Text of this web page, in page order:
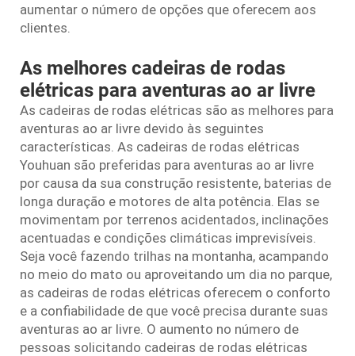
aumentar o número de opções que oferecem aos
clientes.
As melhores cadeiras de rodas
elétricas para aventuras ao ar livre
As cadeiras de rodas elétricas são as melhores para
aventuras ao ar livre devido às seguintes
características. As cadeiras de rodas elétricas
Youhuan são preferidas para aventuras ao ar livre
por causa da sua construção resistente, baterias de
longa duração e motores de alta potência. Elas se
movimentam por terrenos acidentados, inclinações
acentuadas e condições climáticas imprevisíveis.
Seja você fazendo trilhas na montanha, acampando
no meio do mato ou aproveitando um dia no parque,
as cadeiras de rodas elétricas oferecem o conforto
e a confiabilidade de que você precisa durante suas
aventuras ao ar livre. O aumento no número de
pessoas solicitando cadeiras de rodas elétricas